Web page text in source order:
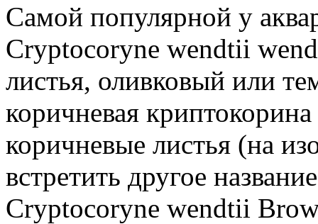
Самой популярной у
Cryptocoryne wendtii
листья, оливковый или
коричневая
коричневые листья (на
встретить другое
Cryptocoryne wendtii